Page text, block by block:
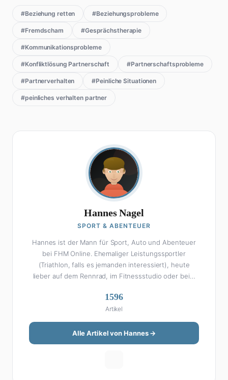
#Beziehung retten #Beziehungsprobleme
#Fremdscham #Gesprächstherapie
#Kommunikationsprobleme
#Konfliktlösung Partnerschaft #Partnerschaftsprobleme
#Partnerverhalten #Peinliche Situationen
#peinliches verhalten partner
Hannes Nagel
SPORT & ABENTEUER
Hannes ist der Mann für Sport, Auto und Abenteuer
bei FHM Online. Ehemaliger Leistungssportler
(Triathlon, falls es jemanden interessiert), heute
lieber auf dem Rennrad, im Fitnessstudio oder beim
enzyklopädisch: Egal ob Bundesliga-Analyse, Formel 1,
UFC oder Olympia – Hannes liefert fundierte
Einschätzungen mit der Leidenschaft eines echten
Fans. Aber Sport ist nur die halbe Miete: Hannes ist
auch unser Auto-Experte. Vom Elektro-SUV bis zum
1596
Artikel
Alle Artikel von Hannes →